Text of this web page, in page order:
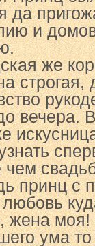
да
и
же
строгая,
вечера.
принц с
жена
ума